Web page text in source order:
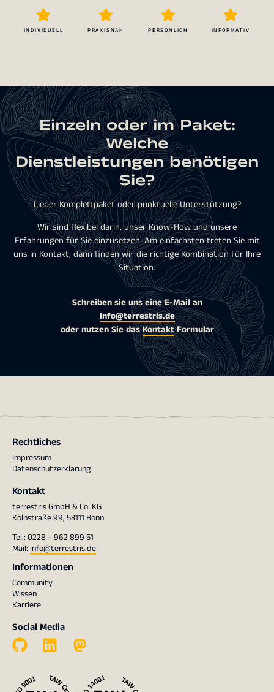
INDIVIDUELL PRAXISNAH PERSÖNLICH INFORMATIV
Einzeln oder im Paket:
Welche
Dienstleistungen benötigen
Sie?
Lieber Komplettpaket oder punktuelle Unterstützung?
Wir sind flexibel darin, unser Know-How und unsere
Erfahrungen für Sie einzusetzen. Am einfachsten treten Sie mit
uns in Kontakt, dann finden wir die richtige Kombination für Ihre
Situation.
Schreiben sie uns eine E-Mail an
info@terrestris.de
oder nutzen Sie dasKontaktFormular
Rechtliches
Impressum
Datenschutzerklärung
Kontakt
terrestris GmbH & Co. KG
Kölnstraße 99, 53111 Bonn
Tel.: 0228 – 962 899 51
Mail: info@terrestris.de
Informationen
Community
Wissen
Karriere
Social Media